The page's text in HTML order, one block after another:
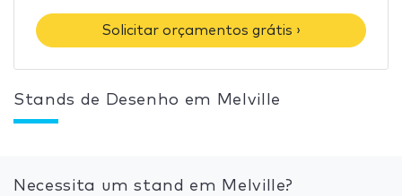
Solicitar orçamentos grátis ›
Stands de Desenho em Melville
Necessita um stand em Melville?